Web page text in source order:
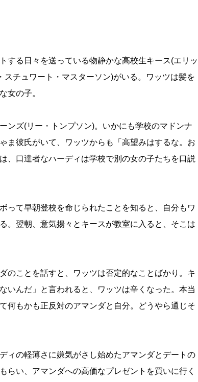
する日々を送っている物静かな高校生キース(エリッ
チュワート・マスターソン)がいる。ワッツは髪を
女の子。
ンズ(リー・トンプソン)。いかにも学校のマドンナ
ま彼氏がいて、ワッツからも「高望みはするな。お
、口達者なハーディは学校で別の女の子たちを口説
って早朝登校を命じられたことを知ると、自分もワ
。翌朝、意気揚々とキースが教室に入ると、そこは
のことを話すと、ワッツは否定的なことばかり。キ
いんだ」と言われると、ワッツは辛くなった。本当
何もかも正反対のアマンダと自分。どうやら通じそ
ィの軽薄さに嫌気がさし始めたアマンダとデートの
らい、アマンダへの高価なプレゼントを買いに行く